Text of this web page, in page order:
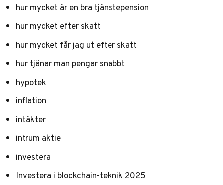
hur mycket är en bra tjänstepension
hur mycket efter skatt
hur mycket får jag ut efter skatt
hur tjänar man pengar snabbt
hypotek
inflation
intäkter
intrum aktie
investera
Investera i blockchain-teknik 2025